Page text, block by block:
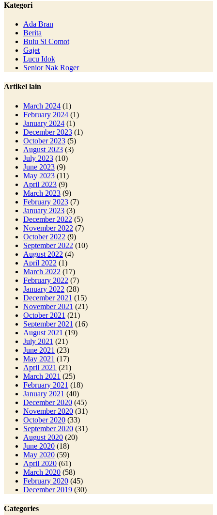
Kategori
Ada Bran
Berita
Bulu Si Comot
Gajet
Lucu Idok
Senior Nak Roger
Artikel lain
March 2024 (1)
February 2024 (1)
January 2024 (1)
December 2023 (1)
October 2023 (5)
August 2023 (3)
July 2023 (10)
June 2023 (9)
May 2023 (11)
April 2023 (9)
March 2023 (9)
February 2023 (7)
January 2023 (3)
December 2022 (5)
November 2022 (7)
October 2022 (9)
September 2022 (10)
August 2022 (4)
April 2022 (1)
March 2022 (17)
February 2022 (7)
January 2022 (28)
December 2021 (15)
November 2021 (21)
October 2021 (21)
September 2021 (16)
August 2021 (19)
July 2021 (21)
June 2021 (23)
May 2021 (17)
April 2021 (21)
March 2021 (25)
February 2021 (18)
January 2021 (40)
December 2020 (45)
November 2020 (31)
October 2020 (33)
September 2020 (31)
August 2020 (20)
June 2020 (18)
May 2020 (59)
April 2020 (61)
March 2020 (58)
February 2020 (45)
December 2019 (30)
Categories